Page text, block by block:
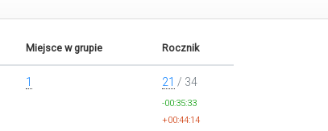
Miejsce w grupie Rocznik
1 21 / 34
-00:35:33
+00:44:14